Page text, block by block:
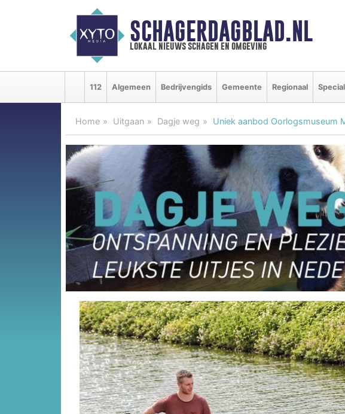
SCHAGERDAGBLAD.NL
lokaal nieuws schagen en omgeving
112 Algemeen Bedrijvengids Gemeente Regionaal
Home Uitgaan Dagje weg Uniek aanbod Oorlogsmuseum